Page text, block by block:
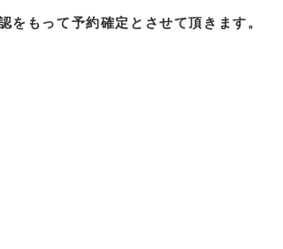
をもって予約確定とさせて頂きます。